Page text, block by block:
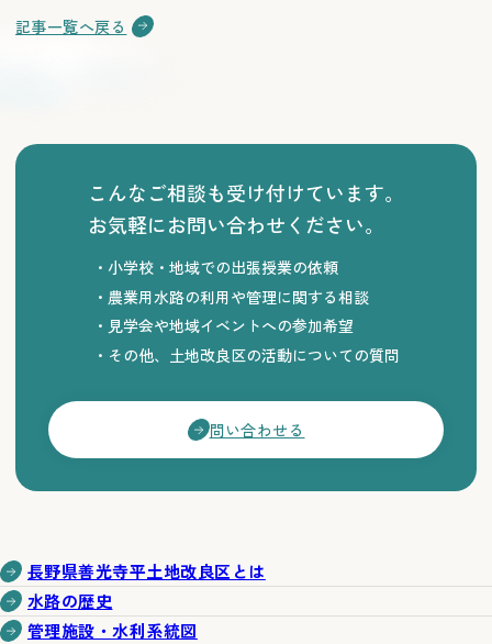
記事一覧へ戻る
こんなご相談も受け付けています。
お気軽にお問い合わせください。
小学校・地域での出張授業の依頼
農業用水路の利用や管理に関する相談
見学会や地域イベントへの参加希望
その他、土地改良区の活動についての質問
問い合わせる
長野県善光寺平土地改良区とは
水路の歴史
管理施設・水利系統図